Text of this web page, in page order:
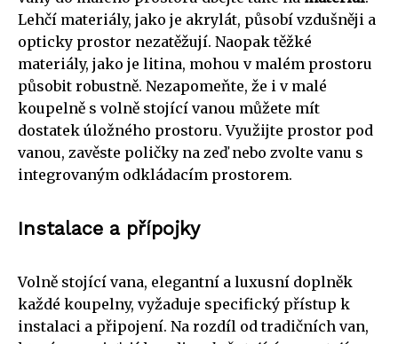
Lehčí materiály, jako je akrylát, působí vzdušněji a
opticky prostor nezatěžují. Naopak těžké
materiály, jako je litina, mohou v malém prostoru
působit robustně. Nezapomeňte, že i v malé
koupelně s volně stojící vanou můžete mít
dostatek úložného prostoru. Využijte prostor pod
vanou, zavěste poličky na zeď nebo zvolte vanu s
integrovaným odkládacím prostorem.
Instalace a přípojky
Volně stojící vana, elegantní a luxusní doplněk
každé koupelny, vyžaduje specifický přístup k
instalaci a připojení. Na rozdíl od tradičních van,